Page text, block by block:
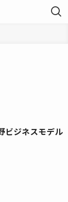
ビジネスモデル